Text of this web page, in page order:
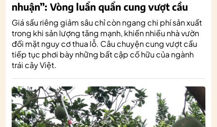
nhuận”: Vòng luẩn quẩn cung vượt cầu
Giá sầu riêng giảm sâu chỉ còn ngang chi phí sản xuất
trong khi sản lượng tăng mạnh, khiến nhiều nhà vườn
đối mặt nguy cơ thua lỗ. Câu chuyện cung vượt cầu
tiếp tục phơi bày những bất cập cố hữu của ngành
trái cây Việt.